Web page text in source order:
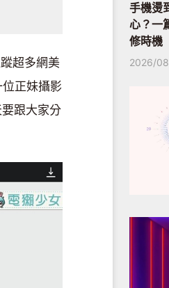
超多網美
正妹攝影
跟大家分
手機燙
心？一
修時機
2026/